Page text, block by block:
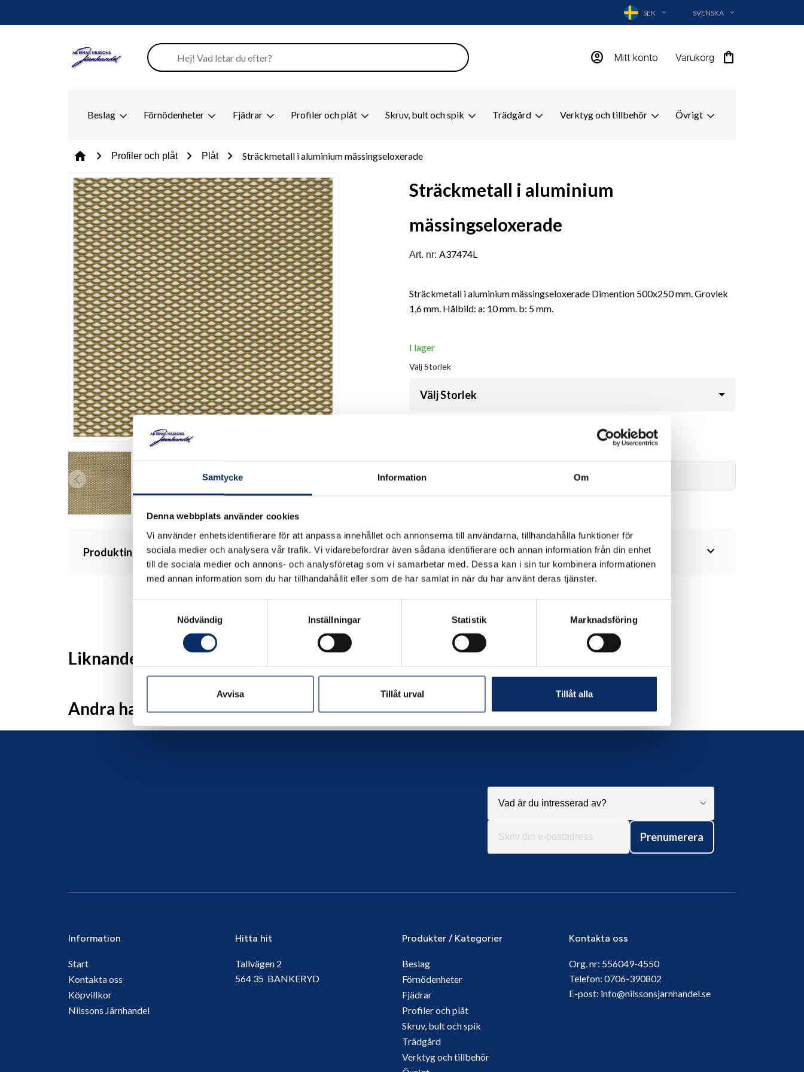
Samtycke Information Om
Denna webbplats använder cookies
Vi använder enhetsidentifierare för att anpassa innehållet och annonserna till användarna, tillhandahålla funktioner för
sociala medier och analysera vår trafik. Vi vidarebefordrar även sådana identifierare och annan information från din enhet
till de sociala medier och annons- och analysföretag som vi samarbetar med. Dessa kan i sin tur kombinera informationen
med annan information som du har tillhandahållit eller som de har samlat in när du har använt deras tjänster.
Nödvändig
Inställningar Statistik Marknadsföring
Avvisa Tillåt urval Tillåt alla
SEK EXPAND_MORE SVENSKA EXPAND_MORE
account_circle Mitt konto Varukorg shopping_bag
Beslag Förnödenheter Fjädrar Profiler och plåt Skruv, bult och spik Trädgård Verktyg och tillbehör Övrigt
home chevron_right Profiler och plåt chevron_right Plåt chevron_right Sträckmetall i aluminium mässingseloxerade
Sträckmetall i aluminium
mässingseloxerade
Art. nr: A37474L
Sträckmetall i aluminium mässingseloxerade Dimention 500x250 mm. Grovlek
1,6 mm. Hålbild: a: 10 mm. b: 5 mm.
I lager
VäljStorlek
Välj Storlek
remove
355kr
Lägg i varukorg
Produktinformation expand_more
Liknande produkter
Andra har även tittat på
Prenumerera
Information
Start
Kontakta oss
Köpvillkor
Nilssons Järnhandel
Hitta hit
Tallvägen 2
564 35 BANKERYD
Produkter / Kategorier
Beslag
Förnödenheter
Fjädrar
Profiler och plåt
Skruv, bult och spik
Trädgård
Verktyg och tillbehör
Kontakta oss
Org. nr: 556049-4550
Telefon: 0706-390802
E-post: info@nilssonsjarnhandel.se